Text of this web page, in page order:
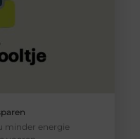
minder energie